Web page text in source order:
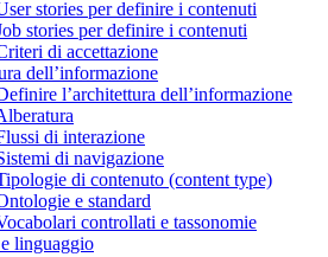
stories per definire i contenuti
stories per definire i contenuti
di accettazione
dell’informazione
l’architettura dell’informazione
di interazione
di navigazione
di contenuto (content type)
e standard
controllati e tassonomie
linguaggio